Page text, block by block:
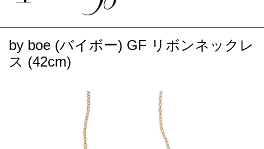
by boe (バイボー) GF リボンネックレ
ス (42cm)